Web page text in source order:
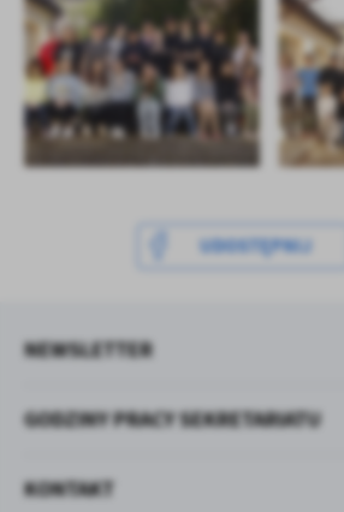
UDOSTĘPNIJ
NEWSLETTER
GODZINY PRACY SEKRETARIATU
KONTAKT